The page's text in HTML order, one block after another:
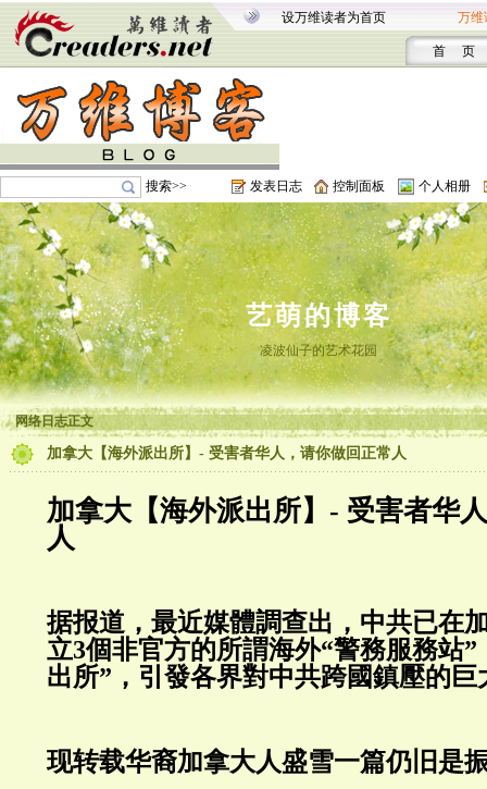
设万维读者为首页 万维
首 页
搜索>> 发表日志 控制面板 个人相册
艺萌的博客
凌波仙子的艺术花园
网络日志正文
加拿大【海外派出所】- 受害者华人，请你做回正常人
加拿大【海外派出所】- 受害者华
人
据报道，最近媒體調查出，中共已在
立3個非官方的所謂海外“警務服務站
出所”，引發各界對中共跨國鎮壓的巨
现转载华裔加拿大人盛雪一篇仍旧是